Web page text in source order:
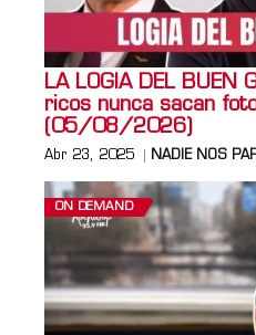
LA LOGIA DEL BUEN
ricos nunca sacan
(05/08/2026)
Abr 23, 2025 NADIE NOS
ON DEMAND